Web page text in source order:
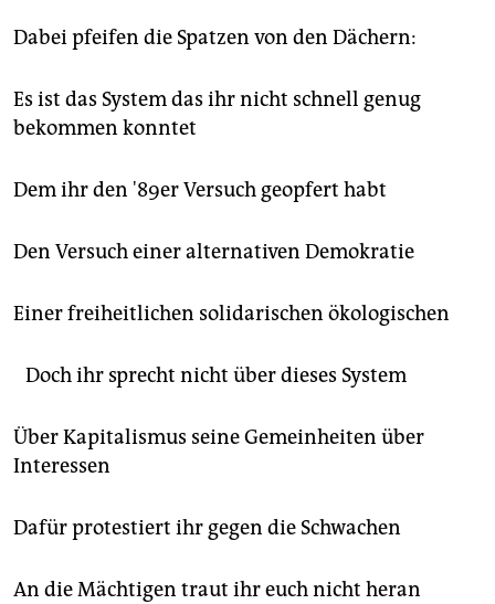
Dabei pfeifen die Spatzen von den Dächern:
Es ist das System das ihr nicht schnell genug
bekommen konntet
Dem ihr den '89er Versuch geopfert habt
Den Versuch einer alternativen Demokratie
Einer freiheitlichen solidarischen ökologischen
Doch ihr sprecht nicht über dieses System
Über Kapitalismus seine Gemeinheiten über
Interessen
Dafür protestiert ihr gegen die Schwachen
An die Mächtigen traut ihr euch nicht heran